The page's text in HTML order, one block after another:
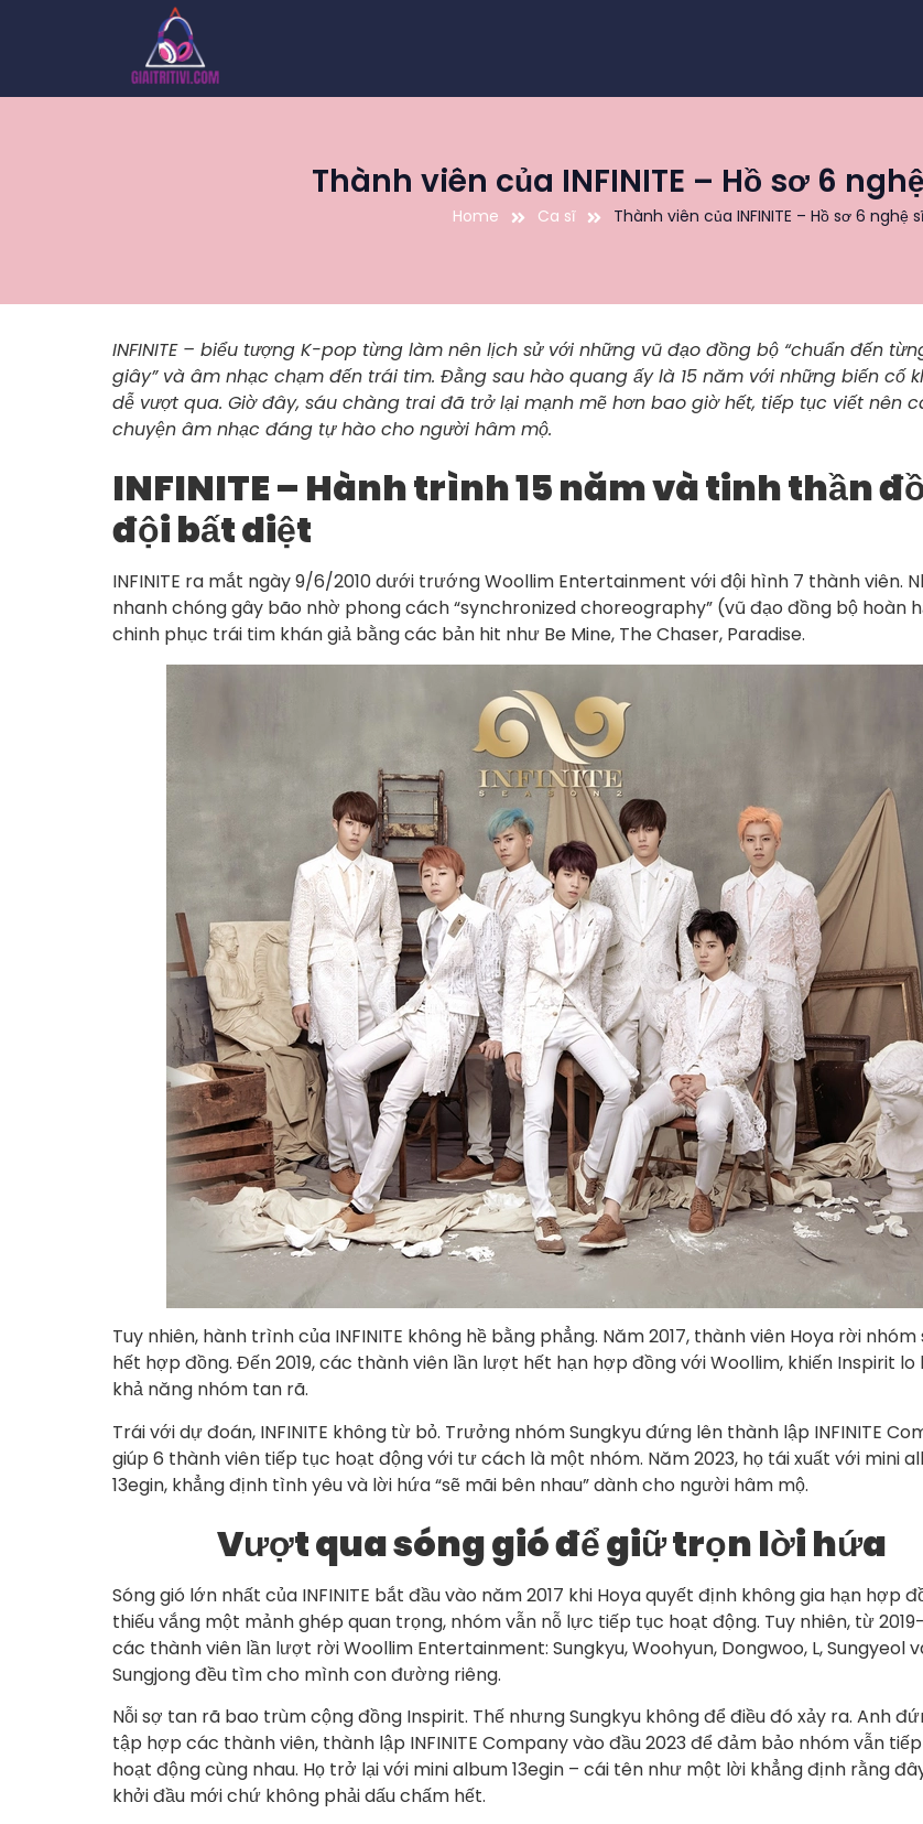
Thành viên của INFINITE – Hồ sơ 6
Home Ca sĩ Thành viên của INFINITE – Hồ sơ 6 nghệ
INFINITE – biểu tượng K-pop từng làm nên lịch sử với những vũ đạo đồng bộ “chuẩn đến
giây” và âm nhạc chạm đến trái tim. Đằng sau hào quang ấy là 15 năm với những biến cố
dễ vượt qua. Giờ đây, sáu chàng trai đã trở lại mạnh mẽ hơn bao giờ hết, tiếp tục viết nên
chuyện âm nhạc đáng tự hào cho người hâm mộ.
INFINITE – Hành trình 15 năm và tinh thần
đội bất diệt
INFINITE ra mắt ngày 9/6/2010 dưới trướng Woollim Entertainment với đội hình 7 thành viên.
nhanh chóng gây bão nhờ phong cách “synchronized choreography” (vũ đạo đồng bộ hoàn
chinh phục trái tim khán giả bằng các bản hit như Be Mine, The Chaser, Paradise.
Tuy nhiên, hành trình của INFINITE không hề bằng phẳng. Năm 2017, thành viên Hoya rời nhóm
hết hợp đồng. Đến 2019, các thành viên lần lượt hết hạn hợp đồng với Woollim, khiến Inspirit lo
khả năng nhóm tan rã.
Trái với dự đoán, INFINITE không từ bỏ. Trưởng nhóm Sungkyu đứng lên thành lập INFINITE
giúp 6 thành viên tiếp tục hoạt động với tư cách là một nhóm. Năm 2023, họ tái xuất với mini
13egin, khẳng định tình yêu và lời hứa “sẽ mãi bên nhau” dành cho người hâm mộ.
Vượt qua sóng gió để giữ trọn lời hứa
Sóng gió lớn nhất của INFINITE bắt đầu vào năm 2017 khi Hoya quyết định không gia hạn hợp
thiếu vắng một mảnh ghép quan trọng, nhóm vẫn nỗ lực tiếp tục hoạt động. Tuy nhiên, từ
các thành viên lần lượt rời Woollim Entertainment: Sungkyu, Woohyun, Dongwoo, L, Sungyeol
Sungjong đều tìm cho mình con đường riêng.
Nỗi sợ tan rã bao trùm cộng đồng Inspirit. Thế nhưng Sungkyu không để điều đó xảy ra. Anh
tập hợp các thành viên, thành lập INFINITE Company vào đầu 2023 để đảm bảo nhóm vẫn
hoạt động cùng nhau. Họ trở lại với mini album 13egin – cái tên như một lời khẳng định rằng
khởi đầu mới chứ không phải dấu chấm hết.